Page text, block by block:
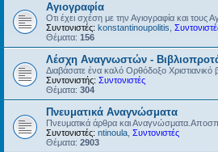
Αγιογραφία
Οτι έχει σχέση με την Αγιογραφία και τους
Συντονιστές: konstantinoupolitis
Θέματα: 156
Λέσχη Αναγνωστών -
Διαβάσατε ένα καλό Ορθόδοξο Χριστιανικό
Συντονιστής: Συντονιστές
Θέματα: 304
Πνευματικά Αναγνώσματα
Πνευματικά άρθρα και
Συντονιστές: ntinoula Συντονιστές
Θέματα: 2903